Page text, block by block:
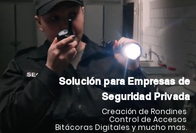
Solución para Empresas de
Seguridad Privada
Creación de Rondines
Control de Accesos
Bitácoras Digitales y mucho mas.